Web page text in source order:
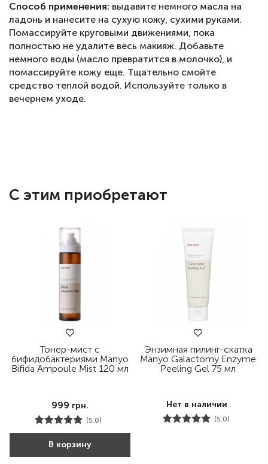
Способ применения: выдавите немного масла на
ладонь и нанесите на сухую кожу, сухими руками.
Помассируйте круговыми движениями, пока
полностью не удалите весь макияж. Добавьте
немного воды (масло превратится в молочко), и
помассируйте кожу еще. Тщательно смойте
средство теплой водой. Используйте только в
вечернем уходе.
С этим приобретают
Тонер-мист с
бифидобактериями Manyo
Bifida Ampoule Mist 120 мл
999 грн.
(5.0)
В корзину
Энзимная пилинг-скатка
Manyo Galactomy Enzyme
Peeling Gel 75 мл
Нет в наличии
(5.0)